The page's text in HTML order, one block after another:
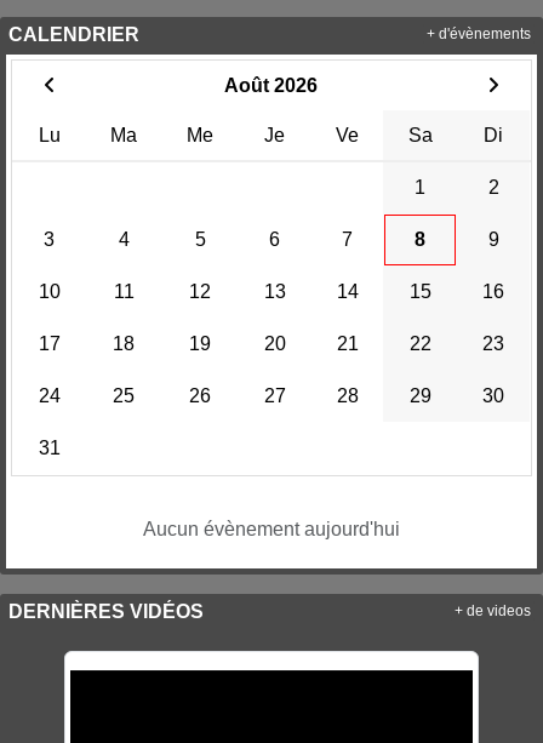
CALENDRIER
Août 2026
Lu Ma Me Je Ve Sa Di
1 2
3 4 5 6 7 8 9
10 11 12 13 14 15 16
17 18 19 20 21 22 23
24 25 26 27 28 29 30
31
Aucun évènement aujourd'hui
+ d'évènements
DERNIÈRES VIDÉOS + de videos